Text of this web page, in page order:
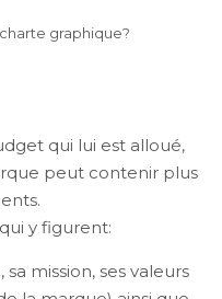
graphique?
qui lui est alloué,
peut contenir plus
y figurent:
mission, ses valeurs